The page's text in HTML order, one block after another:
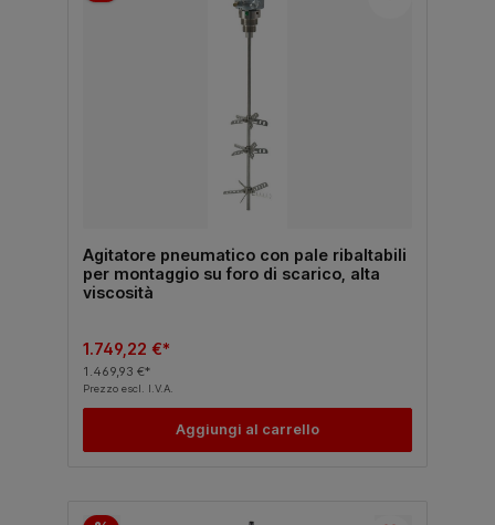
Agitatore pneumatico con pale ribaltabili
per montaggio su foro di scarico, alta
viscosità
1.749,22 €*
1.469,93 €*
Prezzo escl. I.V.A.
Aggiungi al carrello